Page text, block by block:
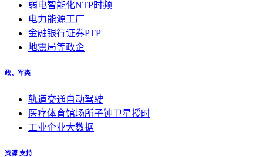
弱电智能化NTP时频
电力能源工厂
金融银行证券PTP
地震局等政企
政、军类
轨道交通自动驾驶
医疗体育馆场所子钟卫星授时
工业企业大数据
资源 支持